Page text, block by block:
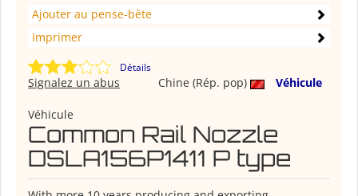
Ajouter au pense-bête
Imprimer
Détails
Chine (Rép. pop) Véhicule
Signalez un abus
Véhicule
Common Rail Nozzle
DSLA156P1411 P type